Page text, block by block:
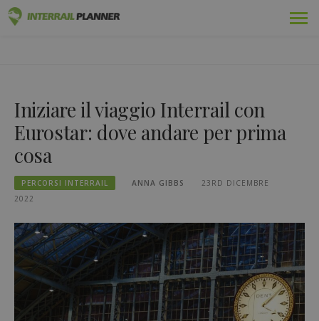
Viaggi
Blog
Guide dei Paesi
Disconnettersi
Pianificare un nuovo viaggio!
Iniziare il viaggio Interrail con
Eurostar: dove andare per prima
cosa
PERCORSI INTERRAIL ANNA GIBBS
23RD DICEMBRE
2022